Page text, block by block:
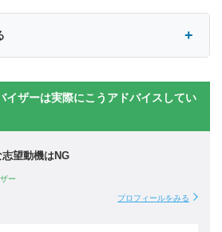
イザーは実際にこうアドバイスしてい
望動機はNG
ー
プロフィールをみる